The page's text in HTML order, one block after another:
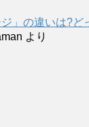
ジ」の違いは?
より